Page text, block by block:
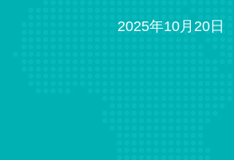
2025年10月20日